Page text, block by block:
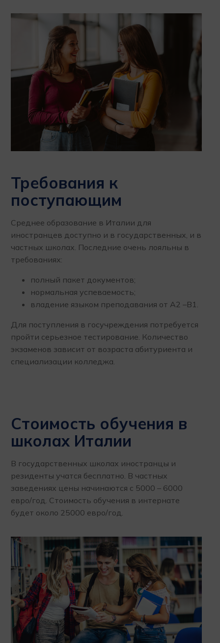
Требования к
поступающим
Среднее образование в Италии для
иностранцев доступно и в государственных, и в
частных школах. Последние очень лояльны в
требованиях:
полный пакет документов;
нормальная успеваемость;
владение языком преподавания от А2 –В1.
Для поступления в госучреждения потребуется
пройти серьезное тестирование. Количество
экзаменов зависит от возраста абитуриента и
специализации колледжа.
Стоимость обучения в
школах Италии
В государственных школах иностранцы и
резиденты учатся бесплатно. В частных
заведениях цены начинаются с 5000 – 6000
евро/год. Стоимость обучения в интернате
будет около 25000 евро/год.